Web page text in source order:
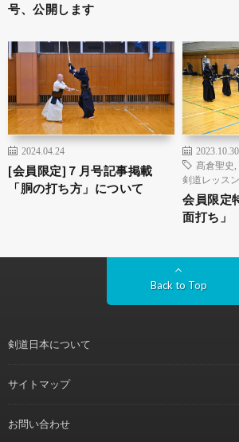
号、公開します
2024.04.24
[会員限定]７月号記事掲載
「胴の打ち方」について
2023.10.30
髙倉聖史
剣道レッスン
会員限定
面打ち」
Back to Top
剣道日本について
サイトマップ
お問い合わせ